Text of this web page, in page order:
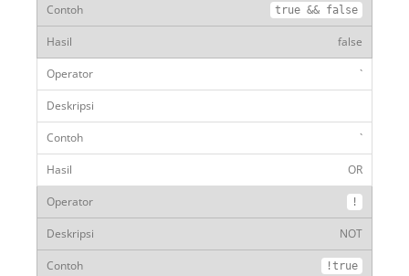
true && false
false
`
`
OR
!
NOT
!true